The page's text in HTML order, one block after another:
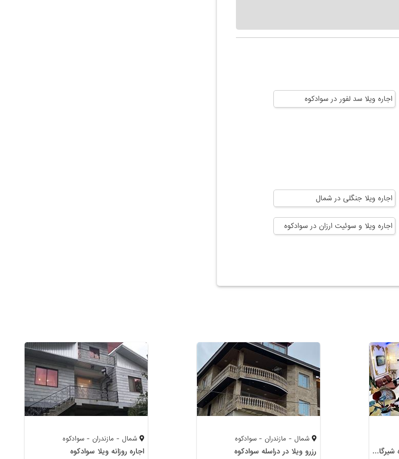
اجاره ویلا سد لفور در سوادکوه
اجاره ویلا جنگلی در شمال
اجاره ویلا و سوئیت ارزان در سوادکوه
ویلا لوکس سه خواب سوادکوه شیرگاه لفور
شمال - مازندران - سوادکوه
رزرو ويلا در دراسله سوادكوه
شمال - مازندران - سوادکوه
اجاره روزانه ویلا سوادکوه